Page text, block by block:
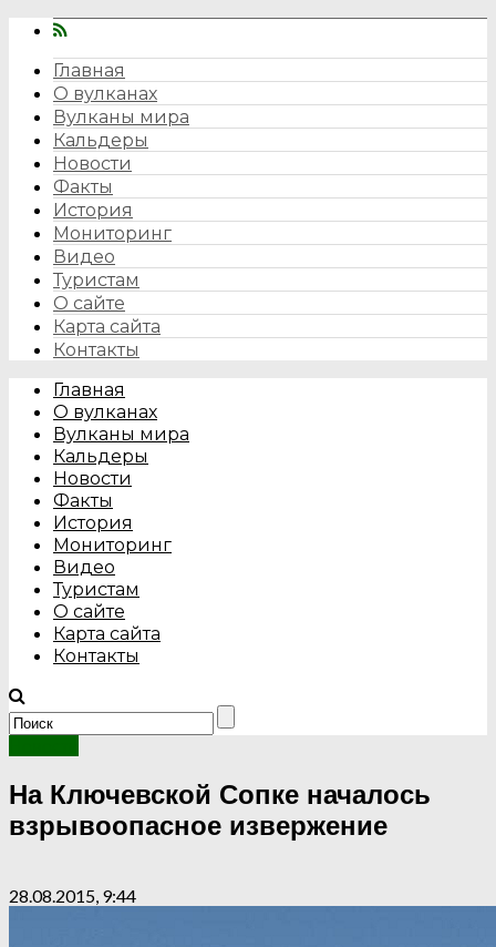
Главная
О вулканах
Вулканы мира
Кальдеры
Новости
Факты
История
Мониторинг
Видео
Туристам
О сайте
Карта сайта
Контакты
Главная
О вулканах
Вулканы мира
Кальдеры
Новости
Факты
История
Мониторинг
Видео
Туристам
О сайте
Карта сайта
Контакты
На Ключевской Сопке началось
взрывоопасное извержение
28.08.2015, 9:44